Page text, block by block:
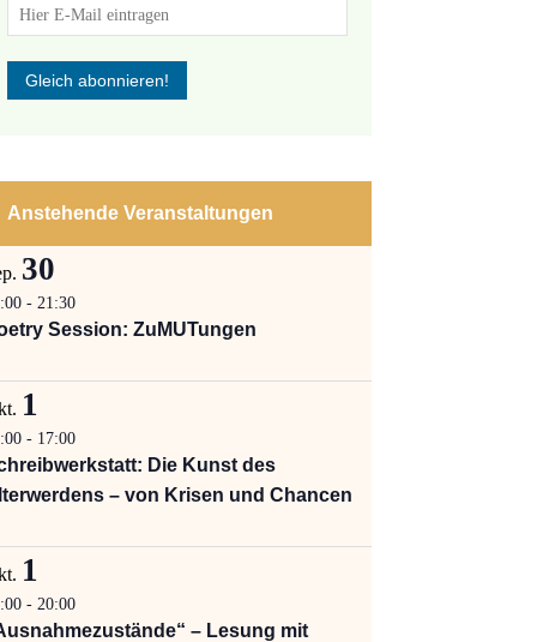
Anstehende Veranstaltungen
30
- 21:30
Session: ZuMUTungen
1
- 17:00
Die Kunst des
– von Krisen und Chancen
1
- 20:00
– Lesung mit